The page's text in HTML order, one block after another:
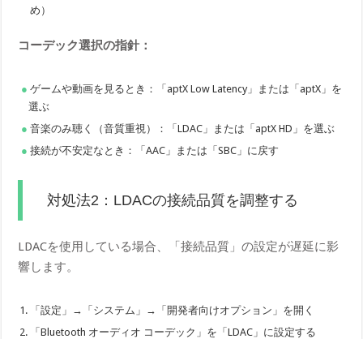
め）
コーデック選択の指針：
ゲームや動画を見るとき：「aptX Low Latency」または「aptX」を
選ぶ
音楽のみ聴く（音質重視）：「LDAC」または「aptX HD」を選ぶ
接続が不安定なとき：「AAC」または「SBC」に戻す
対処法2：LDACの接続品質を調整する
LDACを使用している場合、「接続品質」の設定が遅延に影
響します。
「設定」→「システム」→「開発者向けオプション」を開く
「Bluetooth オーディオ コーデック」を「LDAC」に設定する